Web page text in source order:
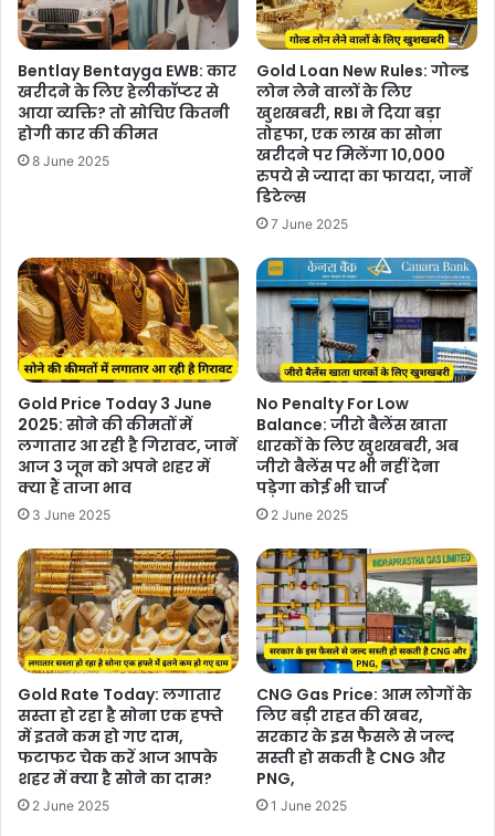
Bentlay Bentayga EWB: कार
खरीदने के लिए हेलीकॉप्टर से
आया व्यक्ति? तो सोचिए कितनी
होगी कार की कीमत
8 June 2025
Gold Loan New Rules: गोल्ड
लोन लेने वालों के लिए
खुशखबरी, RBI ने दिया बड़ा
तोहफा, एक लाख का सोना
खरीदने पर मिलेंगा 10,000
रुपये से ज्यादा का फायदा, जानें
डिटेल्स
7 June 2025
Gold Price Today 3 June
2025: सोने की कीमतों में
लगातार आ रही है गिरावट, जानें
आज 3 जून को अपने शहर में
क्या हैं ताजा भाव
3 June 2025
No Penalty For Low
Balance: जीरो बैलेंस खाता
धारकों के लिए खुशखबरी, अब
जीरो बैलेंस पर भी नहीं देना
पड़ेगा कोई भी चार्ज
2 June 2025
Gold Rate Today: लगातार
सस्ता हो रहा है सोना एक हफ्ते
में इतने कम हो गए दाम,
फटाफट चेक करें आज आपके
शहर में क्या है सोने का दाम?
2 June 2025
CNG Gas Price: आम लोगों के
लिए बड़ी राहत की खबर,
सरकार के इस फैसले से जल्द
सस्ती हो सकती है CNG और
PNG,
1 June 2025